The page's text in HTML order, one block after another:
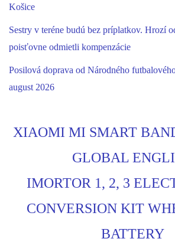
Košice
Sestry v teréne budú bez príplatkov. Hrozí
poisťovne odmietli kompenzácie
Posilová doprava od Národného
august 2026
XIAOMI MI SMART
GLOBAL
IMORTOR 1, 2, 3
CONVERSION KIT
BATTERY